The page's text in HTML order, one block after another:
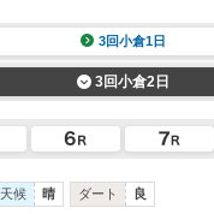
3回小倉1日
3回小倉2日
天候 晴 ダート 良